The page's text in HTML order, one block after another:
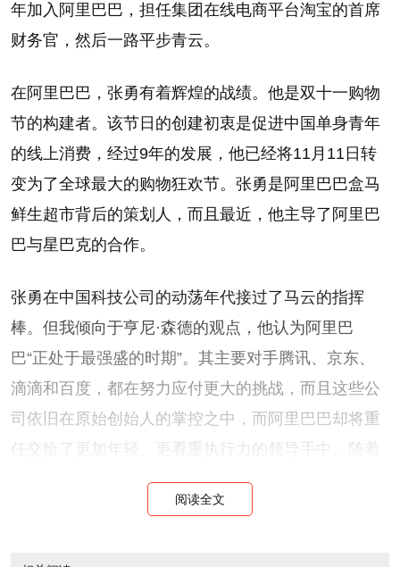
年加入阿里巴巴，担任集团在线电商平台淘宝的首席
财务官，然后一路平步青云。
在阿里巴巴，张勇有着辉煌的战绩。他是双十一购物
节的构建者。该节日的创建初衷是促进中国单身青年
的线上消费，经过9年的发展，他已经将11月11日转
变为了全球最大的购物狂欢节。张勇是阿里巴巴盒马
鲜生超市背后的策划人，而且最近，他主导了阿里巴
巴与星巴克的合作。
张勇在中国科技公司的动荡年代接过了马云的指挥
棒。但我倾向于亨尼·森德的观点，他认为阿里巴
巴“正处于最强盛的时期”。其主要对手腾讯、京东、
滴滴和百度，都在努力应付更大的挑战，而且这些公
司依旧在原始创始人的掌控之中，而阿里巴巴却将重
任交给了更加年轻、更看重执行力的领导手中。随着
中国科技领域的革命进入新的、更加成熟的阶段，这
位克拉克·肯特型的人物说不定恰好就是时代所需要的
阅读全文